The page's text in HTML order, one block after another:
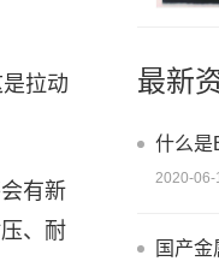
拉动
有新
、耐
最新
什么是
2020-06-
国产